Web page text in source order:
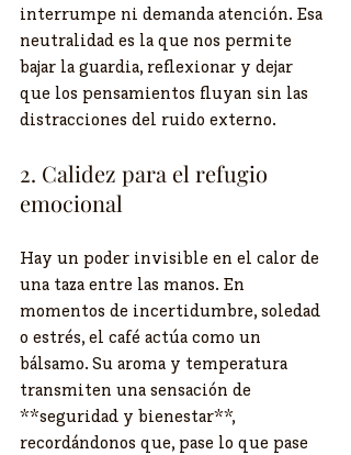
interrumpe ni demanda atención. Esa
neutralidad es la que nos permite
bajar la guardia, reflexionar y dejar
que los pensamientos fluyan sin las
distracciones del ruido externo.
2. Calidez para el refugio
emocional
Hay un poder invisible en el calor de
una taza entre las manos. En
momentos de incertidumbre, soledad
o estrés, el café actúa como un
bálsamo. Su aroma y temperatura
transmiten una sensación de
**seguridad y bienestar**,
recordándonos que, pase lo que pase